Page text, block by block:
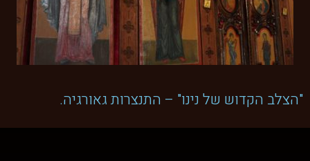
"הצלב הקדוש של נינו" – התנצרות גאורגיה.